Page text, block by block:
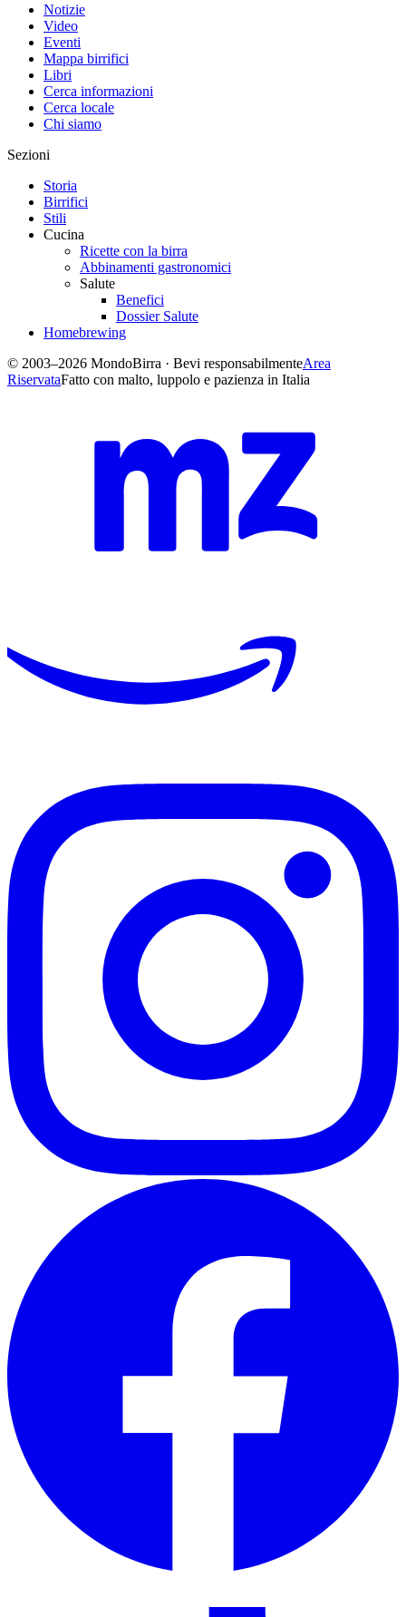
Notizie
Video
Eventi
Mappa birrifici
Libri
Cerca informazioni
Cerca locale
Chi siamo
Sezioni
Storia
Birrifici
Stili
Cucina
Ricette con la birra
Abbinamenti gastronomici
Salute
Benefici
Dossier Salute
Homebrewing
© 2003–2026 MondoBirra · Bevi responsabilmenteArea
RiservataFatto con malto, luppolo e pazienza in Italia